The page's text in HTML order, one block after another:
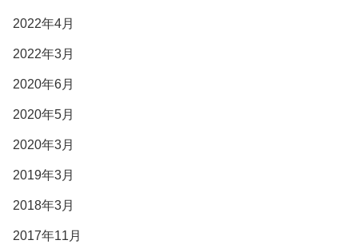
2022年4月
2022年3月
2020年6月
2020年5月
2020年3月
2019年3月
2018年3月
2017年11月